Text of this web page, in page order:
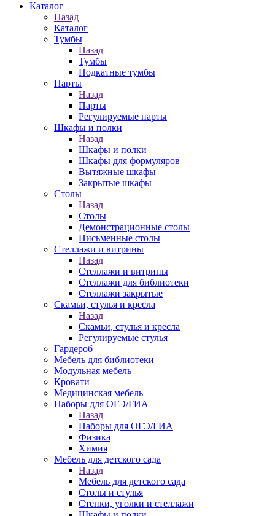
Каталог
Назад
Каталог
Тумбы
Назад
Тумбы
Подкатные тумбы
Парты
Назад
Парты
Регулируемые парты
Шкафы и полки
Назад
Шкафы и полки
Шкафы для формуляров
Вытяжные шкафы
Закрытые шкафы
Столы
Назад
Столы
Демонстрационные столы
Письменные столы
Стеллажи и витрины
Назад
Стеллажи и витрины
Стеллажи для библиотеки
Стеллажи закрытые
Скамьи, стулья и кресла
Назад
Скамьи, стулья и кресла
Регулируемые стулья
Гардероб
Мебель для библиотеки
Модульная мебель
Кровати
Медицинская мебель
Наборы для ОГЭ/ГИА
Назад
Наборы для ОГЭ/ГИА
Физика
Химия
Мебель для детского сада
Назад
Мебель для детского сада
Столы и стулья
Стенки, уголки и стеллажи